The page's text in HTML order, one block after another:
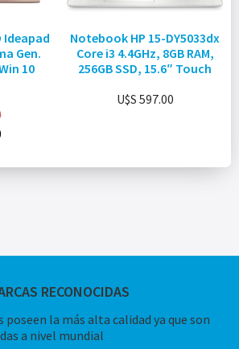
Ideapad
Gen.
10
Notebook HP 15-DY5033dx
Core i3 4.4GHz, 8GB RAM,
256GB SSD, 15.6″ Touch
U$S 597.00
RECONOCIDAS
la más alta calidad ya que son
a nivel mundial